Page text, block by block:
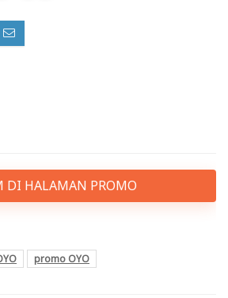
DI HALAMAN PROMO
promo OYO